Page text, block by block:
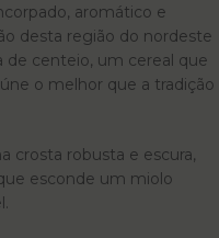
aromático e
desta região do nordeste
de centeio, um cereal que
o melhor que a tradição
crosta robusta e escura,
esconde um miolo